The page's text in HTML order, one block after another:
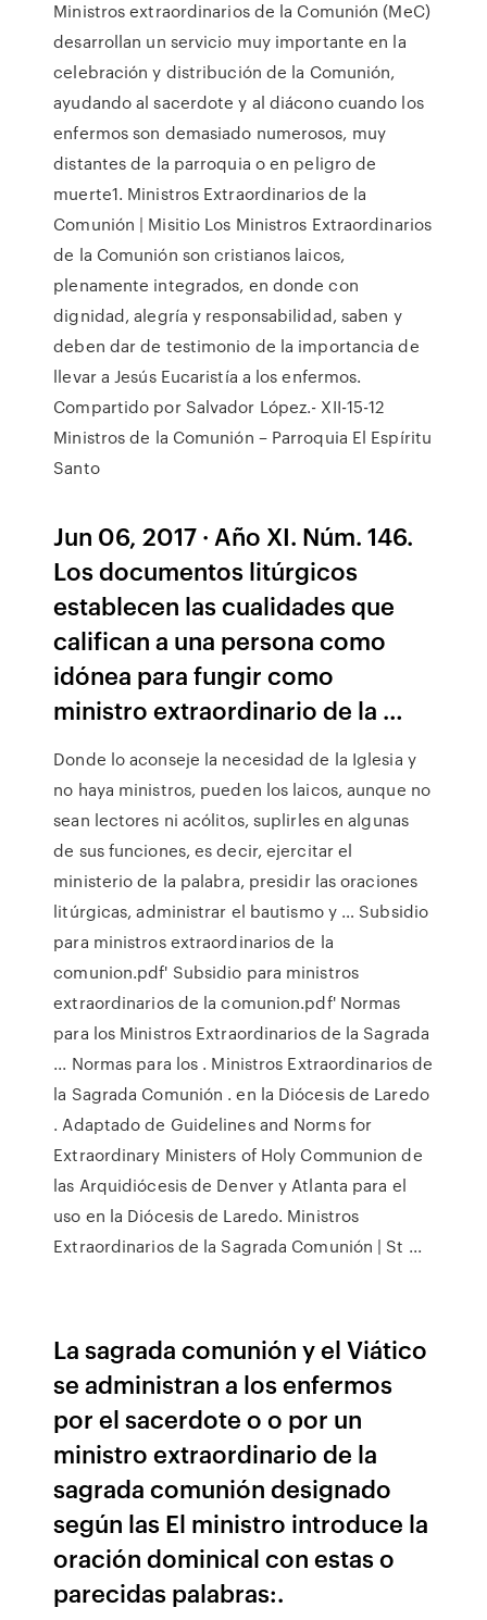
Ministros extraordinarios de la Comunión (MeC)
desarrollan un servicio muy importante en la
celebración y distribución de la Comunión,
ayudando al sacerdote y al diácono cuando los
enfermos son demasiado numerosos, muy
distantes de la parroquia o en peligro de
muerte1. Ministros Extraordinarios de la
Comunión | Misitio Los Ministros Extraordinarios
de la Comunión son cristianos laicos,
plenamente integrados, en donde con
dignidad, alegría y responsabilidad, saben y
deben dar de testimonio de la importancia de
llevar a Jesús Eucaristía a los enfermos.
Compartido por Salvador López.- XII-15-12
Ministros de la Comunión – Parroquia El Espíritu
Santo
Jun 06, 2017 · Año XI. Núm. 146.
Los documentos litúrgicos
establecen las cualidades que
califican a una persona como
idónea para fungir como
ministro extraordinario de la …
Donde lo aconseje la necesidad de la Iglesia y
no haya ministros, pueden los laicos, aunque no
sean lectores ni acólitos, suplirles en algunas
de sus funciones, es decir, ejercitar el
ministerio de la palabra, presidir las oraciones
litúrgicas, administrar el bautismo y … Subsidio
para ministros extraordinarios de la
comunion.pdf' Subsidio para ministros
extraordinarios de la comunion.pdf' Normas
para los Ministros Extraordinarios de la Sagrada
... Normas para los . Ministros Extraordinarios de
la Sagrada Comunión . en la Diócesis de Laredo
. Adaptado de Guidelines and Norms for
Extraordinary Ministers of Holy Communion de
las Arquidiócesis de Denver y Atlanta para el
uso en la Diócesis de Laredo. Ministros
Extraordinarios de la Sagrada Comunión | St ...
La sagrada comunión y el Viático
se administran a los enfermos
por el sacerdote o o por un
ministro extraordinario de la
sagrada comunión designado
según las El ministro introduce la
oración dominical con estas o
parecidas palabras:.